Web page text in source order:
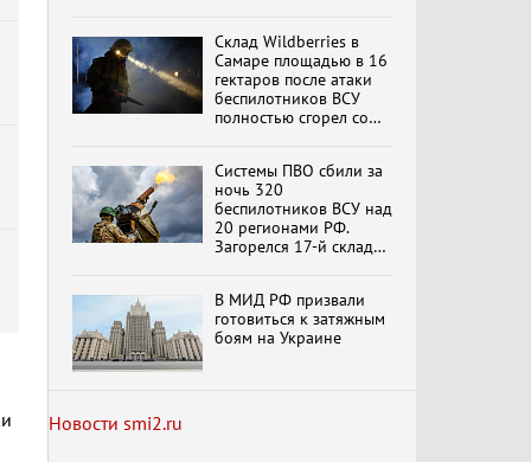
РОССИИ! Обращение
Г.А. Зюганова,
Председателя ЦК
КПРФ Руководителя
фракции КПРФ в
Государственной Думе
Документальный
террор"
Бить смелее!
В.Баранец, В.Дандыкин,
(06.08.2026)
Склад Wildberries в
Самаре площадью в 16
гектаров после атаки
беспилотников ВСУ
полностью сгорел со
Системы ПВО сбили за
ночь 320
беспилотников ВСУ над
20 регионами РФ.
Загорелся 17-й склад
года обновлено
В МИД РФ призвали
готовиться к затяжным
боям на Украине
Новости smi2.ru